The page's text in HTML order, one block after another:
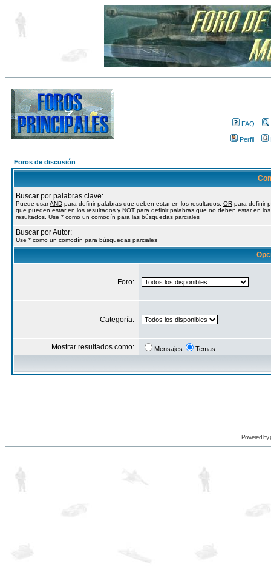
FAQ
Perfil
Foros de discusión
Buscar por palabras clave:
Puede usarAND para definir palabras que deben estar en los resultados, OR para definir
que pueden estar en los resultados y NOT para definir palabras que no deben estar en los
resultados. Use * como un comodín para las búsquedas parciales
Buscar por Autor:
Use * como un comodín para búsquedas parciales
Foro:
Categoría:
Mostrar resultados como: Mensajes Temas
Powered by